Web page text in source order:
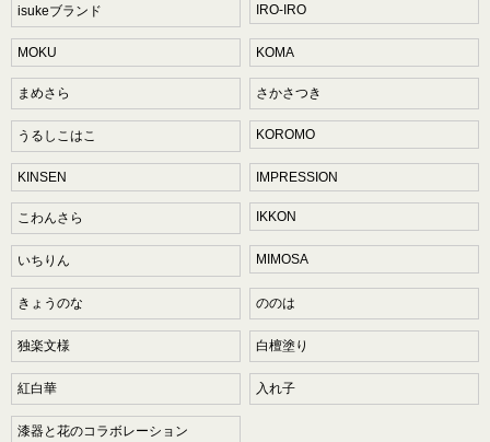
isukeブランド IRO-IRO
MOKU KOMA
まめさら さかさつき
うるしこはこ KOROMO
KINSEN IMPRESSION
こわんさら IKKON
いちりん MIMOSA
きょうのな ののは
独楽文様 白檀塗り
紅白華 入れ子
漆器と花のコラボレーション